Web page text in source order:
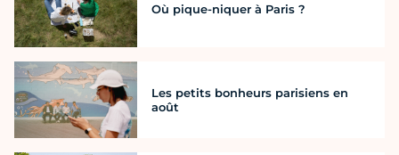
Où pique-niquer à Paris ?
Les petits bonheurs parisiens en
août